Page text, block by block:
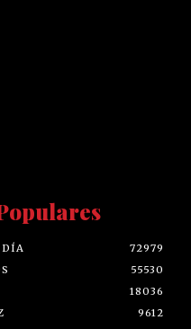
DÍA
72979
55530
18036
9612